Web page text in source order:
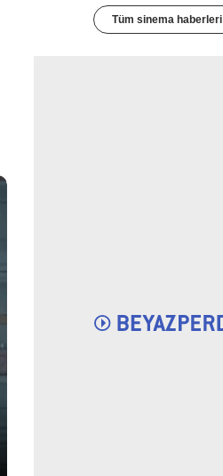
Tüm sinema haberleri